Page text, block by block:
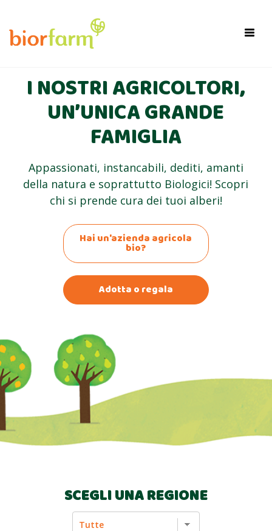
I NOSTRI AGRICOLTORI,
UN’UNICA GRANDE
FAMIGLIA
Appassionati, instancabili, dediti, amanti
della natura e soprattutto Biologici! Scopri
chi si prende cura dei tuoi alberi!
Hai un'azienda agricola
bio?
Adotta o regala
SCEGLI UNAREGIONE